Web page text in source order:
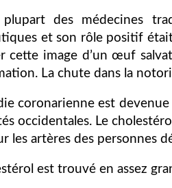
plupart des médecines
et son rôle positif
cette image d’un œuf
La chute dans la
coronarienne est
occidentales. Le
les artères des personnes
est trouvé en assez